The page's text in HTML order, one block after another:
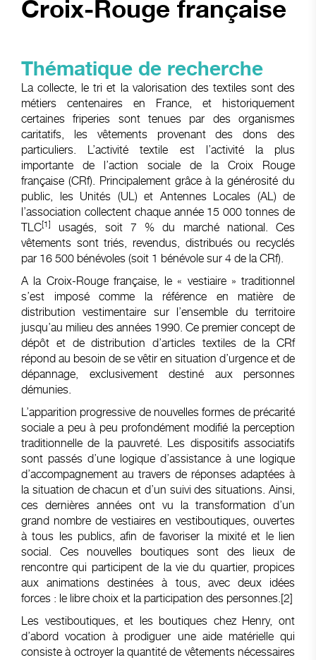
Croix-Rouge française
Thématique de recherche
La collecte, le tri et la valorisation des textiles sont des
métiers centenaires en France, et historiquement
certaines friperies sont tenues par des organismes
caritatifs, les vêtements provenant des dons des
particuliers. L’activité textile est l’activité la plus
importante de l’action sociale de la Croix Rouge
française (CRf). Principalement grâce à la générosité du
public, les Unités (UL) et Antennes Locales (AL) de
l’association collectent chaque année 15 000 tonnes de
TLC[1]
usagés, soit 7 % du marché national. Ces
vêtements sont triés, revendus, distribués ou recyclés
par 16 500 bénévoles (soit 1 bénévole sur 4 de la CRf).
A la Croix-Rouge française, le « vestiaire » traditionnel
s’est imposé comme la référence en matière de
distribution vestimentaire sur l’ensemble du territoire
jusqu’au milieu des années 1990. Ce premier concept de
dépôt et de distribution d’articles textiles de la CRf
répond au besoin de se vêtir en situation d’urgence et de
dépannage, exclusivement destiné aux personnes
démunies.
L’apparition progressive de nouvelles formes de précarité
sociale a peu à peu profondément modifié la perception
traditionnelle de la pauvreté. Les dispositifs associatifs
sont passés d’une logique d’assistance à une logique
d’accompagnement au travers de réponses adaptées à
la situation de chacun et d’un suivi des situations. Ainsi,
ces dernières années ont vu la transformation d’un
grand nombre de vestiaires en vestiboutiques, ouvertes
à tous les publics, afin de favoriser la mixité et le lien
social. Ces nouvelles boutiques sont des lieux de
rencontre qui participent de la vie du quartier, propices
aux animations destinées à tous, avec deux idées
forces : le libre choix et la participation des personnes.[2]
Les vestiboutiques, et les boutiques chez Henry, ont
d’abord vocation à prodiguer une aide matérielle qui
consiste à octroyer la quantité de vêtements nécessaires